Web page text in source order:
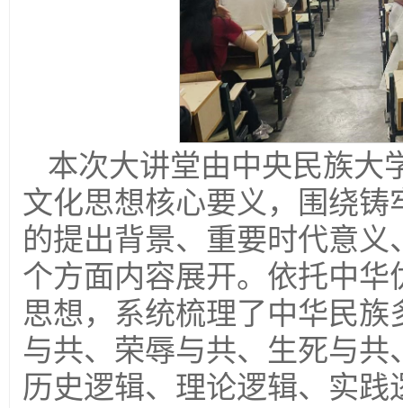
本次大讲堂由中央民族大
文化思想核心要义，围绕
的提出背景、重要时代意
个方面内容展开。依托中华
思想，系统梳理了中华民
与共、荣辱与共、生死与
历史逻辑、理论逻辑、实